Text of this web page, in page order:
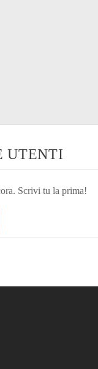
UTENTI
Scrivi tu la prima!